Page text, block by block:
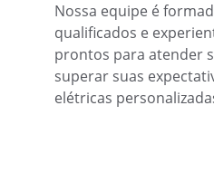
Nossa equipe é
qualificados e
prontos para atender
superar suas
elétricas